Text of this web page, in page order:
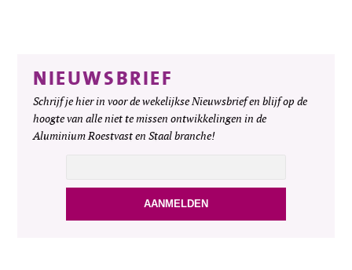
NIEUWSBRIEF
Schrijf je hier in voor de wekelijkse Nieuwsbrief en blijf op de
hoogte van alle niet te missen ontwikkelingen in de
Aluminium Roestvast en Staal branche!